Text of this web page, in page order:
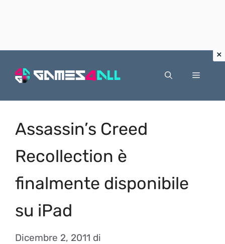
Menu
Assassin’s Creed
Recollection è
finalmente disponibile
su iPad
Dicembre 2, 2011 di